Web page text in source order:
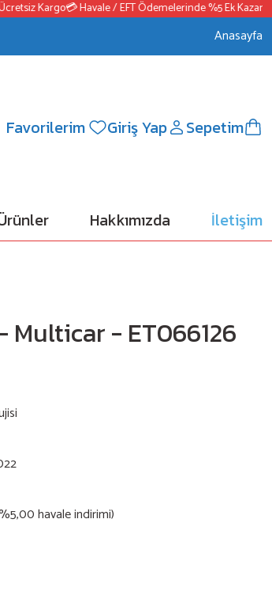
Kargo💳 Havale / EFT Ödemelerinde %5 Ek Kazanç
Anasayfa
Favorilerim Giriş Yap Sepetim
Hakkımızda İletişim
Multicar - ET066126
havale indirimi)